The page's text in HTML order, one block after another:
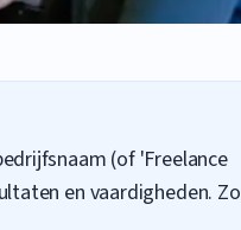
(of 'Freelance
en vaardigheden. Zo